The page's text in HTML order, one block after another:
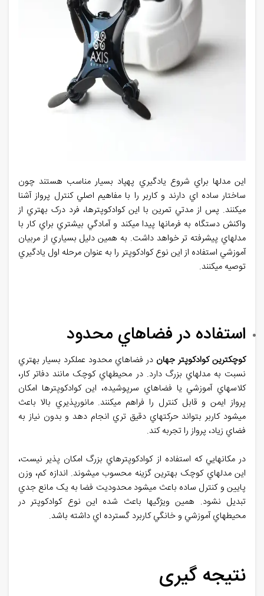
اين مدلها براي شروع يادگيري پهپاد بسيار مناسب هستند چون
ساختار ساده اي دارند و کاربر را با مفاهيم اصلي کنترل پرواز آشنا
ميکنند. پس از مدتي تمرين با اين کوادکوپترها، فرد درک بهتري از
واکنش دستگاه به فرمانها پيدا ميکند و آمادگي بيشتري براي کار با
مدلهاي پيشرفته تر خواهد داشت. به همين دليل بسياري از مربيان
آموزشي استفاده از اين نوع کوادکوپتر را به عنوان مرحله اول يادگيري
توصيه ميکنند.
استفاده در فضاهاي محدود
کوچکترین کوادکوپتر جهان در فضاهاي محدود عملکرد بسيار بهتري
نسبت به مدلهاي بزرگ دارد. در محيطهاي کوچک مانند دفاتر کار،
کلاسهاي آموزشي يا فضاهاي سرپوشيده، اين کوادکوپترها امکان
پرواز ايمن و قابل کنترل را فراهم ميکنند. مانورپذيري بالا باعث
ميشود کاربر بتواند حرکتهاي دقيق تري انجام دهد و بدون نياز به
فضاي زياد، پرواز را تجربه کند.
در مکانهايي که استفاده از کوادکوپترهاي بزرگ امکان پذير نيست،
اين مدلهاي کوچک بهترين گزينه محسوب ميشوند. اندازه کم، وزن
پايين و کنترل ساده باعث ميشود محدوديت فضا به يک مانع جدي
تبديل نشود. همين ويژگيها باعث شده اين نوع کوادکوپتر در
محيطهاي آموزشي و خانگي کاربرد گسترده اي داشته باشد.
نتیجه گیری